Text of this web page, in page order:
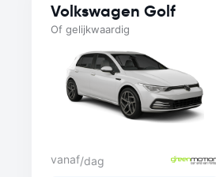
Volkswagen Golf
Of gelijkwaardig
vanaf/dag